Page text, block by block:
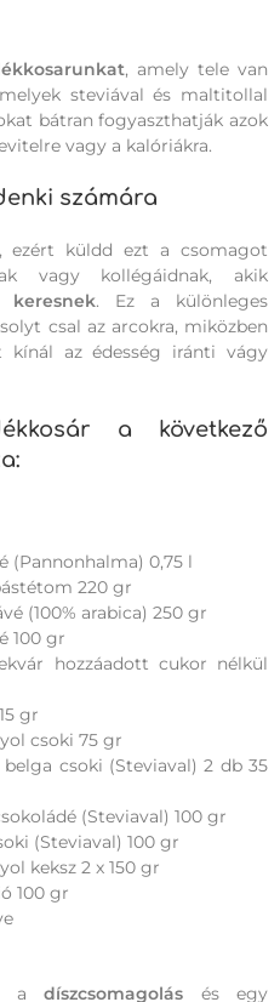
, amely tele van
steviával és maltitollal
bátran fogyaszthatják azok
vagy a kalóriákra.
számára
ezért küldd ezt a csomagot
vagy kollégáidnak, akik
keresnek. Ez a különleges
csal az arcokra, miközben
kínál az édesség iránti vágy
a következő
(Pannonhalma) 0,75 l
220 gr
(100% arabica) 250 gr
100 gr
hozzáadott cukor nélkül
gr
csoki 75 gr
csoki (Steviaval) 2 db 35
(Steviaval) 100 gr
(Steviaval) 100 gr
keksz 2 x 150 gr
100 gr
a díszcsomagolás és egy